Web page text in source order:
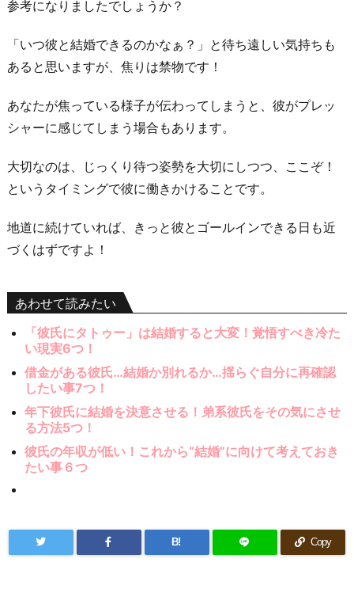
参考になりましたでしょうか？
「いつ彼と結婚できるのかなぁ？」と待ち遠しい気持ちも
あると思いますが、焦りは禁物です！
あなたが焦っている様子が伝わってしまうと、彼がプレッ
シャーに感じてしまう場合もあります。
大切なのは、じっくり待つ姿勢を大切にしつつ、ここぞ！
というタイミングで彼に働きかけることです。
地道に続けていれば、きっと彼とゴールインできる日も近
づくはずですよ！
あわせて読みたい
「彼氏にタトゥー」は結婚すると大変！覚悟すべき冷た
い現実6つ！
借金がある彼氏…結婚か別れるか…揺らぐ自分に再確認
したい事7つ！
年下彼氏に結婚を決意させる！弟系彼氏をその気にさせ
る方法5つ！
彼氏の年収が低い！これから“結婚”に向けて考えておき
たい事６つ
B! Copy